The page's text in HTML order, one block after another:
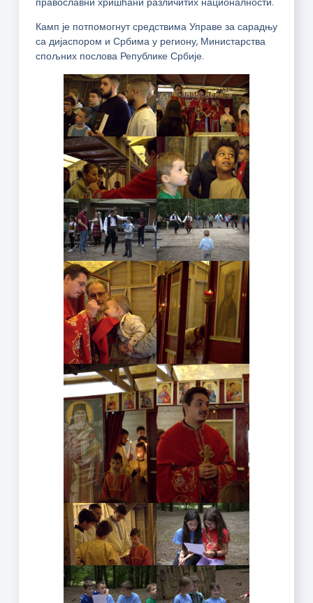
Камп је потпомогнут средствима Управе за сарадњу
са дијаспором и Србима у региону, Министарства
спољних послова Републике Србије.